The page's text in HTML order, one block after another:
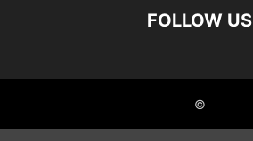
FOLLOW US
©